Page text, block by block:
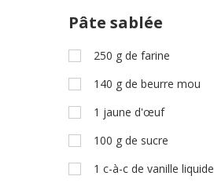
Pâte sablée
250 g de farine
140 g de beurre mou
1 jaune d'œuf
100 g de sucre
1 c-à-c de vanille liquide